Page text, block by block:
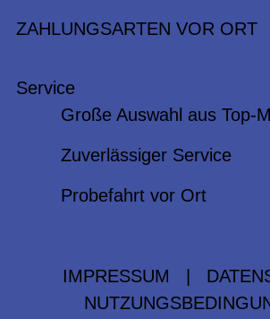
ZAHLUNGSARTEN VOR ORT
Service
Große Auswahl aus Top-
Zuverlässiger Service
Probefahrt vor Ort
IMPRESSUM